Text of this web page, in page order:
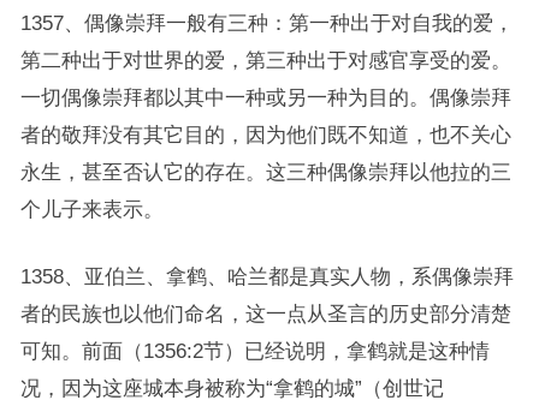
1357、偶像崇拜一般有三种：第一种出于对自我的爱，
第二种出于对世界的爱，第三种出于对感官享受的爱。
一切偶像崇拜都以其中一种或另一种为目的。偶像崇拜
者的敬拜没有其它目的，因为他们既不知道，也不关心
永生，甚至否认它的存在。这三种偶像崇拜以他拉的三
个儿子来表示。
1358、亚伯兰、拿鹤、哈兰都是真实人物，系偶像崇拜
者的民族也以他们命名，这一点从圣言的历史部分清楚
可知。前面（1356:2节）已经说明，拿鹤就是这种情
况，因为这座城本身被称为“拿鹤的城”（创世记